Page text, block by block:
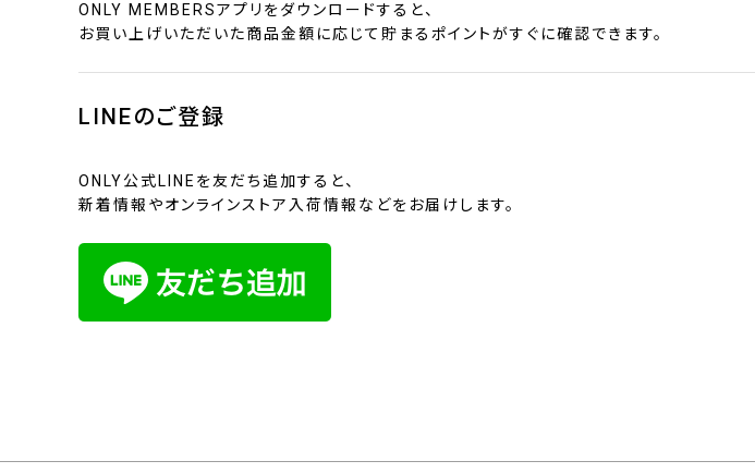
ONLY MEMBERSアプリをダウンロードすると、
お買い上げいただいた商品金額に応じて貯まるポイントがすぐに確認できます。
LINEのご登録
ONLY公式LINEを友だち追加すると、
新着情報やオンラインストア入荷情報などをお届けします。